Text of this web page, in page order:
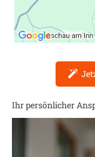
Ihr persönlicher